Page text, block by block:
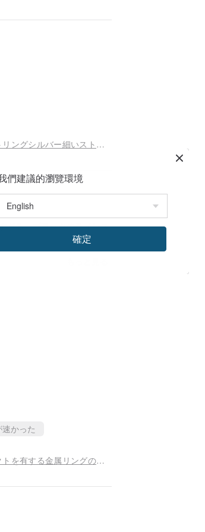
ダークグリーン、ダークブルー色、オプション、小さなポケットリングシルバー細いストラップの蓮裾スカート
ぎる、ブラックのラインス
かった
小さなはブラックストライプ形状カットスリーブがアーチファクトを有する金属リングの上部を編成レッド~~~
們建議的瀏覽環境
確定